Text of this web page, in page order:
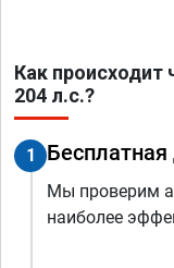
Как происходит
204 л.с.?
1 Бесплатная
Мы проверим
наиболее